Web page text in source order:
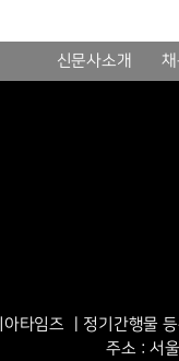
신문사소개
아타임즈 ㅣ정기간행물
주소 : 서